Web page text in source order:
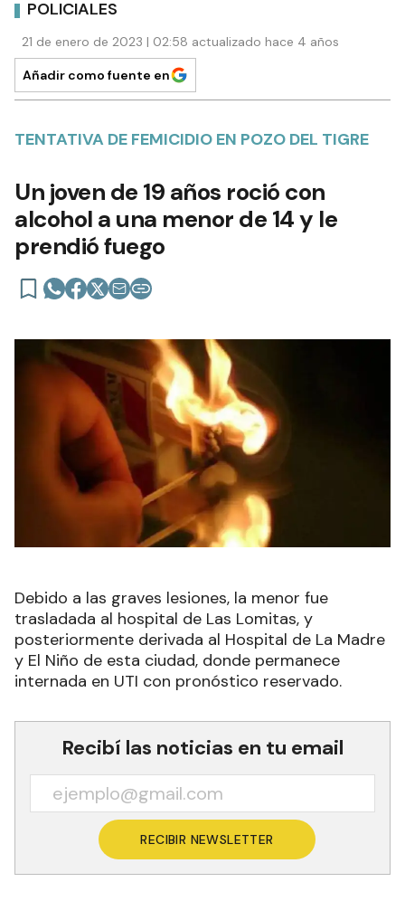
POLICIALES
21 de enero de 2023 | 02:58 actualizado hace 4 años
Añadir como fuente en
TENTATIVA DE FEMICIDIO EN POZO DEL TIGRE
Un joven de 19 años roció con
alcohol a una menor de 14 y le
prendió fuego
Debido a las graves lesiones, la menor fue
trasladada al hospital de Las Lomitas, y
posteriormente derivada al Hospital de La Madre
y El Niño de esta ciudad, donde permanece
internada en UTI con pronóstico reservado.
Recibí las noticias en tu email
RECIBIR NEWSLETTER